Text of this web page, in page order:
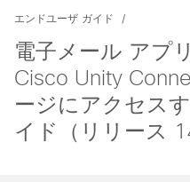
エンドユーザ ガイド
電子メール アプ
Cisco Unity
ージにアクセス
イド（リリース